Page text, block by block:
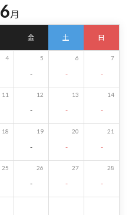
6 月
金 土 日
4 5
-
6
-
7
-
11 12
-
13
-
14
-
18 19
-
20
-
21
-
25 26
-
27
-
28
-